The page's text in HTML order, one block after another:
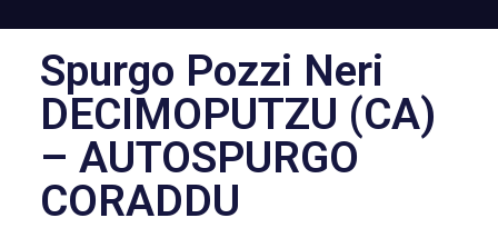
Spurgo Pozzi Neri
DECIMOPUTZU (CA)
– AUTOSPURGO
CORADDU